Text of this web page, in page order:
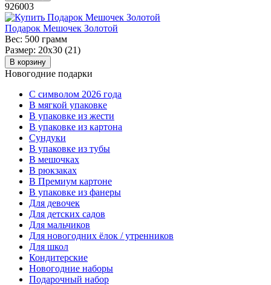
926003
Подарок Мешочек Золотой
Вес: 500 грамм
Размер: 20х30 (21)
В корзину
Новогодние подарки
C символом 2026 года
В мягкой упаковке
В упаковке из жести
В упаковке из картона
Сундуки
В упаковке из тубы
В мешочках
В рюкзаках
В Премиум картоне
В упаковке из фанеры
Для девочек
Для детских садов
Для мальчиков
Для новогодних ёлок / утренников
Для школ
Кондитерские
Новогодние наборы
Подарочный набор